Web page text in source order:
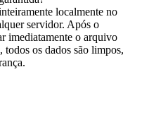
localmente no
servidor. Após o
imediatamente o arquivo
os dados são limpos,